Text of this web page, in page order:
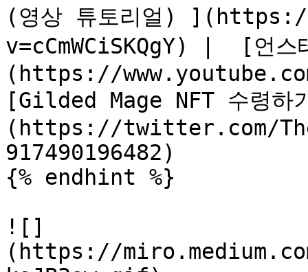
(영상 튜토리얼)
v=cCmWCiSKQgY) |  [언
(https://
[Gilded Mage NFT 수령
(https://twitter.com/
917490196482)
{% endhint %}
![]
(https://